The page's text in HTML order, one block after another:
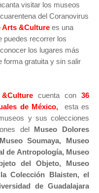
visitar los museos
del Coranovirus
Arts &Culture es una
puedes recorrer los
los lugares más
forma gratuita y sin salir
cuenta con 36
de México, esta es
y sus colecciones
del Museo Dolores
Soumaya, Museo
de Antropología, Museo
del Objeto, Museo
Colección Blaisten, el
de Guadalajara